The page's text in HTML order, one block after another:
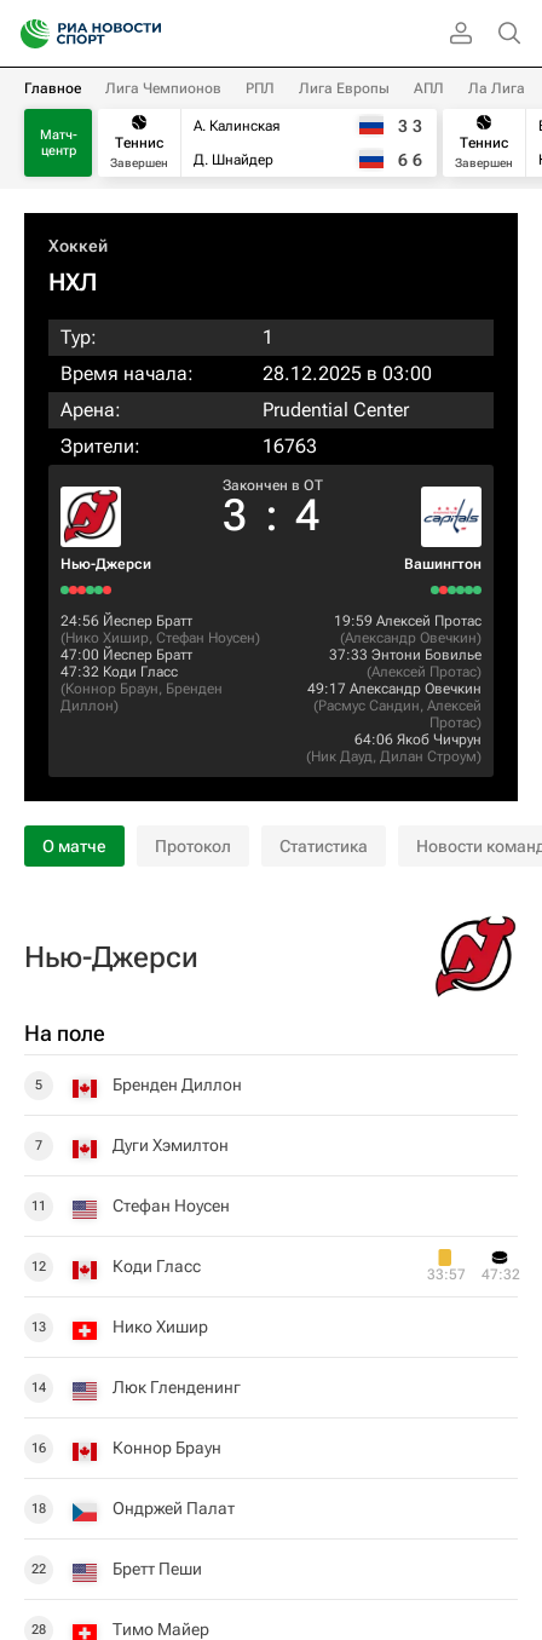
Главное Лига Чемпионов РПЛ Лига Европы АПЛ Ла Лига
Матч-
центр
Теннис
Завершен
А. Калинская
Д. Шнайдер
3 3
6 6
Теннис
Завершен
Хоккей
НХЛ
Тур:
1
Время начала:
28.12.2025 в 03:00
Арена:
Prudential Center
Зрители:
16763
Нью-Джерси
Закончен в OT
3 : 4
Вашингтон
24:56 Йеспер Братт
(Нико Хишир, Стефан Ноусен)
47:00 Йеспер Братт
47:32 Коди Гласс
(Коннор Браун, Бренден
Диллон)
19:59 Алексей Протас
(Александр Овечкин)
37:33 Энтони Бовилье
(Алексей Протас)
49:17 Александр Овечкин
(Расмус Сандин, Алексей
Протас)
64:06 Якоб Чичрун
(Ник Дауд, Дилан Строум)
О матче Протокол Статистика Новости
Нью-Джерси
На поле
5 Бренден Диллон
7 Дуги Хэмилтон
11 Стефан Ноусен
12 Коди Гласс 33:57 47:32
13 Нико Хишир
14 Люк Гленденинг
16 Коннор Браун
18 Ондржей Палат
22 Бретт Пеши
28 Тимо Майер